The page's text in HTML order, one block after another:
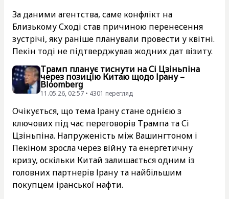
За даними агентства, саме конфлікт на
Близькому Сході став причиною перенесення
зустрічі, яку раніше планували провести у квітні.
Пекін тоді не підтверджував жодних дат візиту.
Трамп планує тиснути на Сі Цзіньпіна
через позицію Китаю щодо Ірану –
Bloomberg
11.05.26, 02:57 • 4301 перегляд
Очікується, що тема Ірану стане однією з
ключових під час переговорів Трампа та Сі
Цзіньпіна. Напруженість між Вашингтоном і
Пекіном зросла через війну та енергетичну
кризу, оскільки Китай залишається одним із
головних партнерів Ірану та найбільшим
покупцем іранської нафти.